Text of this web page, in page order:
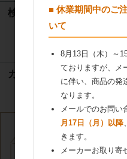
検索
カート
■ 休業期間中のご
いて
8月13日（木）～
ておりますが、メ
に伴い、商品の発
なります。
メールでのお問い
月17日（月）以降
きます。
メーカーお取り寄